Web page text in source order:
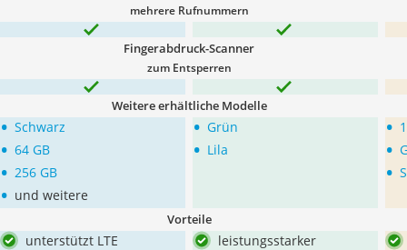
mehrere Rufnummern
Fingerabdruck-Scanner
zum Entsperren
Weitere erhältliche Modelle
• Schwarz
• 64 GB
• 256 GB
• und weitere
• Grün
• Lila
•
•
•
Vorteile
unterstützt LTE
leistungsstarker